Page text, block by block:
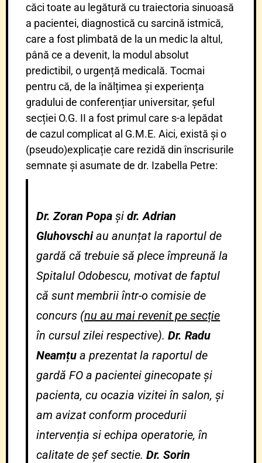
căci toate au legătură cu traiectoria sinuoasă
a pacientei, diagnostică cu sarcină istmică,
care a fost plimbată de la un medic la altul,
până ce a devenit, la modul absolut
predictibil, o urgență medicală. Tocmai
pentru că, de la înălțimea și experiența
gradului de conferențiar universitar, șeful
secției O.G. II a fost primul care s-a lepădat
de cazul complicat al G.M.E. Aici, există și o
(pseudo)explicație care rezidă din înscrisurile
semnate și asumate de dr. Izabella Petre:
Dr. Zoran Popa șidr. Adrian
Gluhovschiau anunțat la raportul de
gardă că trebuie să plece împreună la
Spitalul Odobescu, motivat de faptul
că sunt membrii într-o comisie de
concurs (nu au mai revenit pe secție
în cursul zilei respective).Dr. Radu
Neamțu a prezentat la raportul de
gardă FO a pacientei ginecopate și
pacienta, cu ocazia vizitei în salon, și
am avizat conform procedurii
intervenția si echipa operatorie, în
calitate de șef sectie.Dr. Sorin